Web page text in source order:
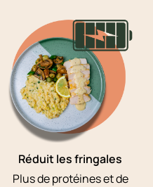
Réduit les fringales
Plus de protéines et de